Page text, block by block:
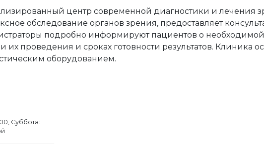
центр современной диагностики и лечения
обследование органов зрения, предоставляет
подробно информируют пациентов о
их проведения и сроках готовности результатов. Клиника
оборудованием.
Суббота: